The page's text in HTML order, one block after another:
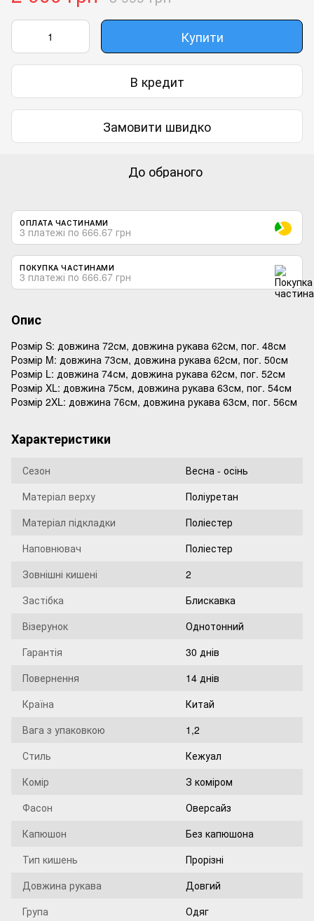
Купити
В кредит
Замовити швидко
До обраного
ОПЛАТА ЧАСТИНАМИ
3 платежі по 666.67 грн
ПОКУПКА ЧАСТИНАМИ
3 платежі по 666.67 грн
Опис
Розмір S: довжина 72см, довжина рукава 62см, пог. 48см
Розмір M: довжина 73см, довжина рукава 62см, пог. 50см
Розмір L: довжина 74см, довжина рукава 62см, пог. 52см
Розмір XL: довжина 75см, довжина рукава 63см, пог. 54см
Розмір 2XL: довжина 76см, довжина рукава 63см, пог. 56см
Характеристики
Сезон
Весна - осінь
Матеріал верху
Поліуретан
Матеріал підкладки
Поліестер
Наповнювач
Поліестер
Зовнішні кишені
2
Застібка
Блискавка
Візерунок
Однотонний
Гарантія
30 днів
Повернення
14 днів
Країна
Китай
Вага з упаковкою
1,2
Стиль
Кежуал
Комір
З коміром
Фасон
Оверсайз
Капюшон
Без капюшона
Тип кишень
Прорізні
Довжина рукава
Довгий
Група
Одяг